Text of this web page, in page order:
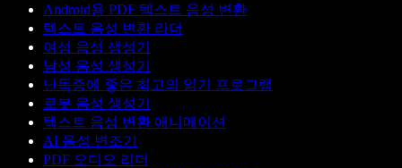
Android용 PDF 텍스트 음성 변환
텍스트 음성 변환 리더
여성 음성 생성기
남성 음성 생성기
난독증에 좋은 최고의 읽기 프로그램
로봇 음성 생성기
텍스트 음성 변환 애니메이션
AI 음성 변조기
PDF 오디오 리더